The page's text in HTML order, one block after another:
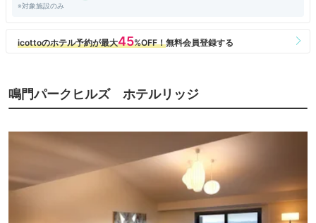
※対象施設のみ
鳴門パークヒルズ ホテルリッジ